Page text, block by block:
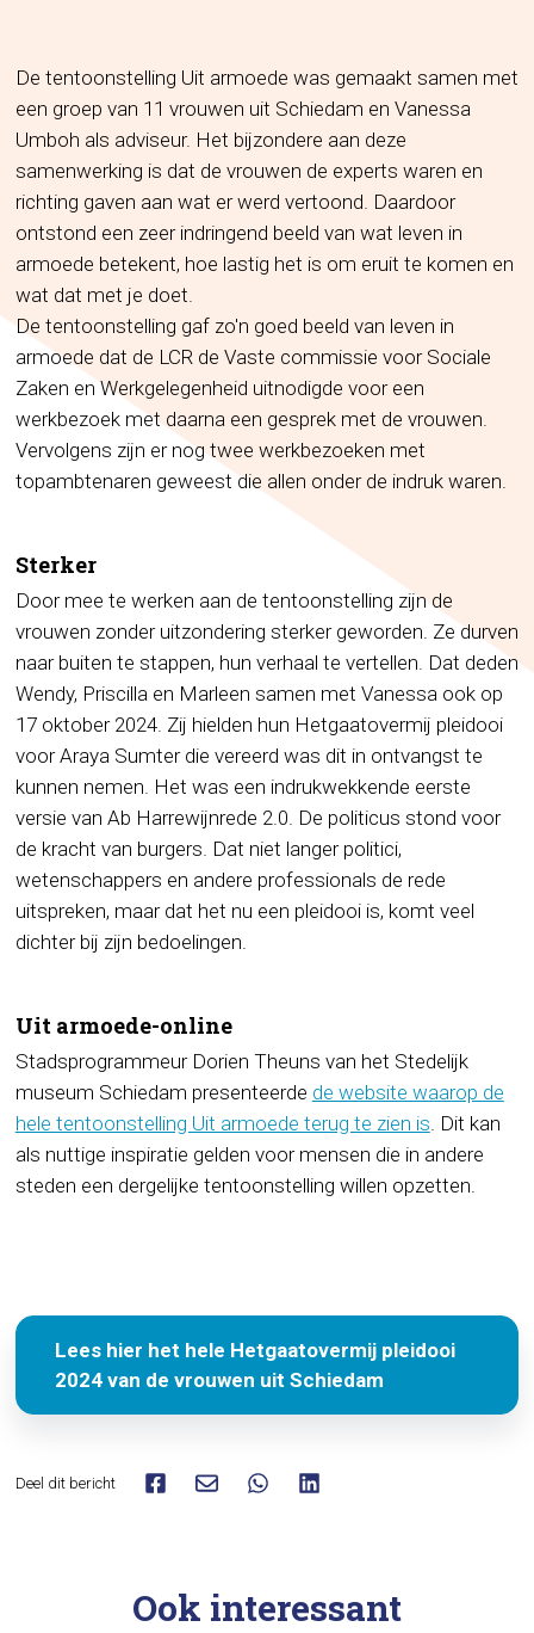
De tentoonstelling Uit armoede was gemaakt samen met
een groep van 11 vrouwen uit Schiedam en Vanessa
Umboh als adviseur. Het bijzondere aan deze
samenwerking is dat de vrouwen de experts waren en
richting gaven aan wat er werd vertoond. Daardoor
ontstond een zeer indringend beeld van wat leven in
armoede betekent, hoe lastig het is om eruit te komen en
wat dat met je doet.
De tentoonstelling gaf zo'n goed beeld van leven in
armoede dat de LCR de Vaste commissie voor Sociale
Zaken en Werkgelegenheid uitnodigde voor een
werkbezoek met daarna een gesprek met de vrouwen.
Vervolgens zijn er nog twee werkbezoeken met
topambtenaren geweest die allen onder de indruk waren.
Sterker
Door mee te werken aan de tentoonstelling zijn de
vrouwen zonder uitzondering sterker geworden. Ze durven
naar buiten te stappen, hun verhaal te vertellen. Dat deden
Wendy, Priscilla en Marleen samen met Vanessa ook op
17 oktober 2024. Zij hielden hun Hetgaatovermij pleidooi
voor Araya Sumter die vereerd was dit in ontvangst te
kunnen nemen. Het was een indrukwekkende eerste
versie van Ab Harrewijnrede 2.0. De politicus stond voor
de kracht van burgers. Dat niet langer politici,
wetenschappers en andere professionals de rede
uitspreken, maar dat het nu een pleidooi is, komt veel
dichter bij zijn bedoelingen.
Uit armoede-online
Stadsprogrammeur Dorien Theuns van het Stedelijk
museum Schiedam presenteerde de website waarop de
hele tentoonstelling Uit armoede terug te zien is. Dit kan
als nuttige inspiratie gelden voor mensen die in andere
steden een dergelijke tentoonstelling willen opzetten.
Lees hier het hele Hetgaatovermij pleidooi
2024 van de vrouwen uit Schiedam
Deel dit bericht
Ook interessant